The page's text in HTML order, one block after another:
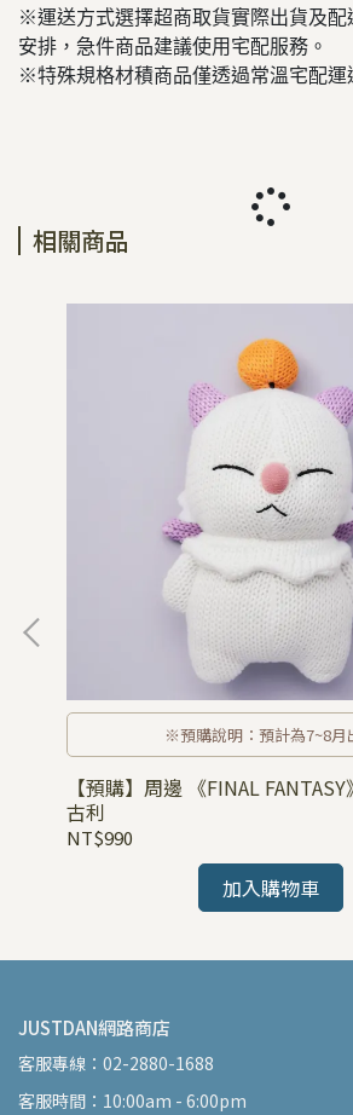
※運送方式選擇超商取貨實際出貨及配
安排，急件商品建議使用宅配服務。
※特殊規格材積商品僅透過常溫宅配運
相關商品
※預購說明：預計為7~8月
【預購】周邊 《FINAL
古利
NT$990
加入購物車
JUSTDAN網路商店
客服專線：02-2880-1688
客服時間：10:00am - 6:00pm